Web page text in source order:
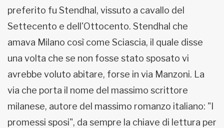
preferito fu Stendhal, vissuto a cavallo del
Settecento e dell'Ottocento. Stendhal che
amava Milano così come Sciascia, il quale disse
una volta che se non fosse stato sposato vi
avrebbe voluto abitare, forse in via Manzoni. La
via che porta il nome del massimo scrittore
milanese, autore del massimo romanzo italiano: "I
promessi sposi", da sempre la chiave di lettura per